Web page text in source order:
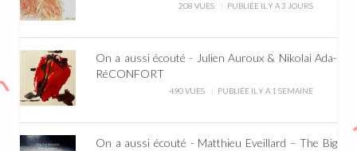
208 VUES PUBLIÉE IL Y A 3 JOURS
On a aussi écouté - Julien Auroux & Nikolai Ada-
RéCONFORT
490 VUES PUBLIÉE IL Y A 1 SEMAINE
On a aussi écouté - Matthieu Eveillard – The Big